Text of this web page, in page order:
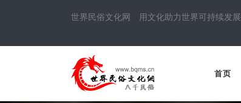
世界民俗文化网 用文化助力世界可持续发展
首页